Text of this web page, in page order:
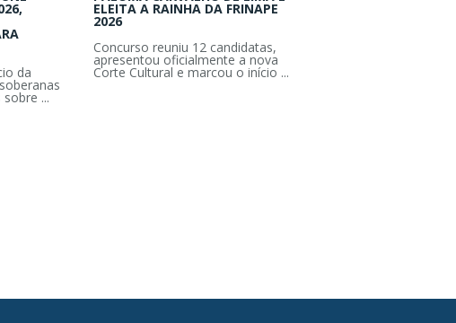
da
...
ELEITA A RAINHA DA FRINAPE
2026
Concurso reuniu 12 candidatas,
apresentou oficialmente a nova
Corte Cultural e marcou o início ...